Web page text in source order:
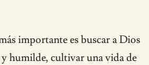
importante es buscar a Dios
humilde, cultivar una vida de